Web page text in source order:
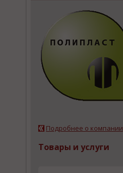
Подробнее о компании
Товары и услуги